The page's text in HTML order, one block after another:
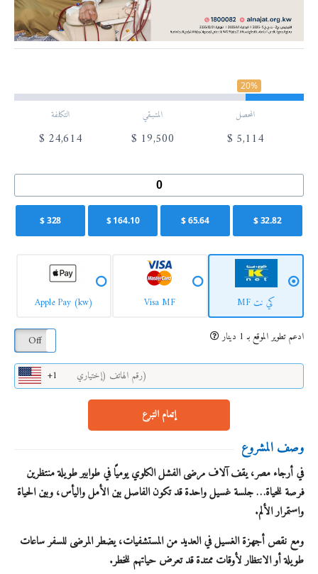
20%
التكلفة
24,614
$
المتـبـقي
19,500
$
المحصل
5,114
$
32.82
$
65.64
$
164.10
$
328
$
كي نت MF Visa MF
Apple Pay (kw)
ادعم تطوير الموقع بـ 1 دينار Off
+1
إتمام التبرع
وصف المشروع
في أرجاء مصر، يقف آلاف مرضى الفشل الكلوي يوميًا في طوابير طويلة منتظرين
فرصة للحياة… جلسة غسيل واحدة قد تكون الفاصل بين الأمل واليأس، وبين الحياة
واستمرار الألم.
ومع نقص أجهزة الغسيل في العديد من المستشفيات، يضطر المرضى للسفر ساعات
طويلة أو الانتظار لأوقات ممتدة قد تعرض حياتهم للخطر.